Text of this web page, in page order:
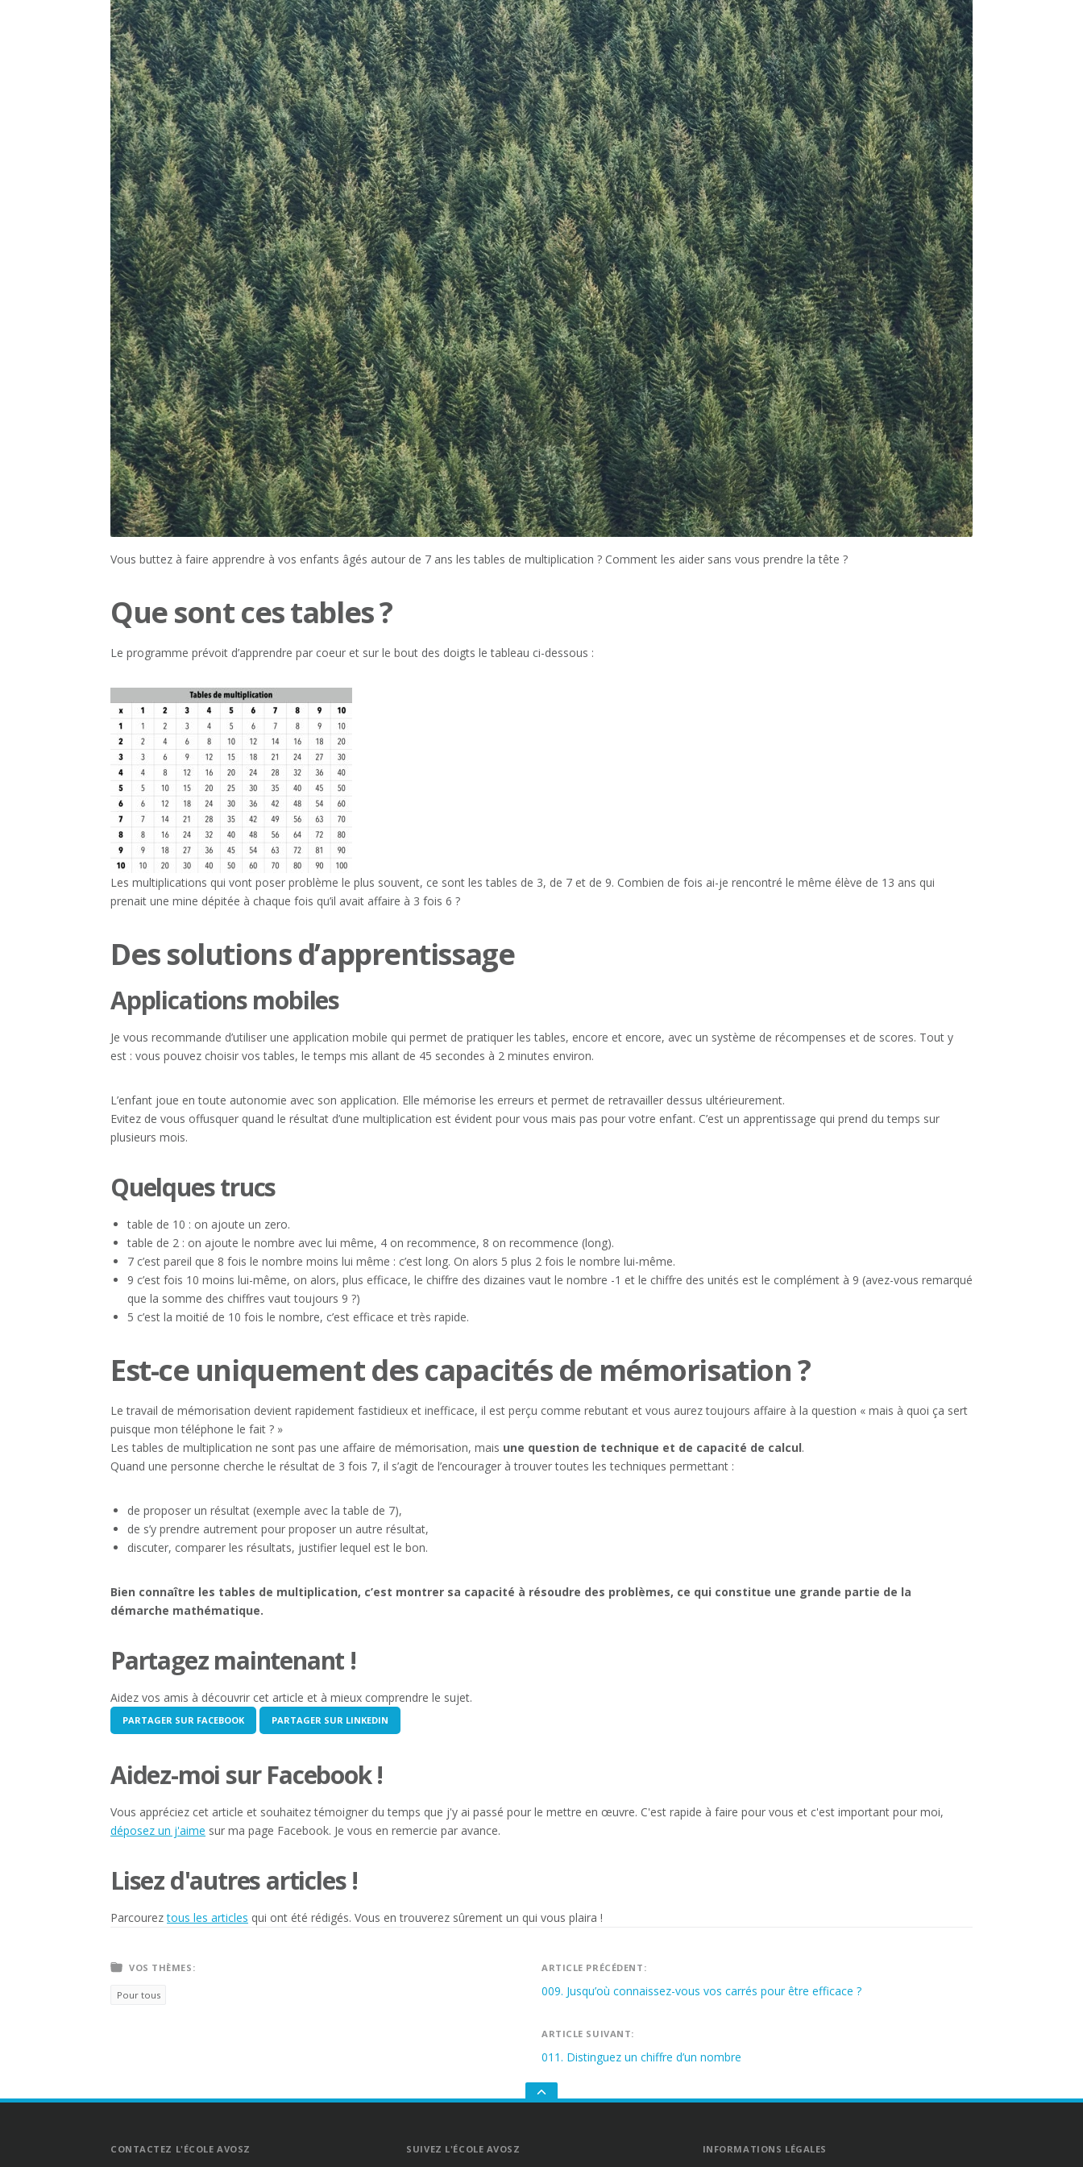
Vous buttez à faire apprendre à vos enfants âgés autour de 7 ans les tables de multiplication ? Comment les aider sans vous prendre la tête ?
Que sont ces tables ?
Le programme prévoit d’apprendre par coeur et sur le bout des doigts le tableau ci-dessous :
Les multiplications qui vont poser problème le plus souvent, ce sont les tables de 3, de 7 et de 9. Combien de fois ai-je rencontré le même élève de 13 ans qui
prenait une mine dépitée à chaque fois qu’il avait affaire à 3 fois 6 ?
Des solutions d’apprentissage
Applications mobiles
Je vous recommande d’utiliser une application mobile qui permet de pratiquer les tables, encore et encore, avec un système de récompenses et de scores. Tout y
est : vous pouvez choisir vos tables, le temps mis allant de 45 secondes à 2 minutes environ.
L’enfant joue en toute autonomie avec son application. Elle mémorise les erreurs et permet de retravailler dessus ultérieurement.
Evitez de vous offusquer quand le résultat d’une multiplication est évident pour vous mais pas pour votre enfant. C’est un apprentissage qui prend du temps sur
plusieurs mois.
Quelques trucs
table de 10 : on ajoute un zero.
table de 2 : on ajoute le nombre avec lui même, 4 on recommence, 8 on recommence (long).
7 c’est pareil que 8 fois le nombre moins lui même : c’est long. On alors 5 plus 2 fois le nombre lui-même.
9 c’est fois 10 moins lui-même, on alors, plus efficace, le chiffre des dizaines vaut le nombre -1 et le chiffre des unités est le complément à 9 (avez-vous remarqué
que la somme des chiffres vaut toujours 9 ?)
5 c’est la moitié de 10 fois le nombre, c’est efficace et très rapide.
Est-ce uniquement des capacités de mémorisation ?
Le travail de mémorisation devient rapidement fastidieux et inefficace, il est perçu comme rebutant et vous aurez toujours affaire à la question « mais à quoi ça sert
puisque mon téléphone le fait ? »
Les tables de multiplication ne sont pas une affaire de mémorisation, mais une question de technique et de capacité de calcul.
Quand une personne cherche le résultat de 3 fois 7, il s’agit de l’encourager à trouver toutes les techniques permettant :
de proposer un résultat (exemple avec la table de 7),
de s’y prendre autrement pour proposer un autre résultat,
discuter, comparer les résultats, justifier lequel est le bon.
Bien connaître les tables de multiplication, c’est montrer sa capacité à résoudre des problèmes, ce qui constitue une grande partie de la
démarche mathématique.
Partagez maintenant !
Aidez vos amis à découvrir cet article et à mieux comprendre le sujet.
PARTAGER SUR FACEBOOK PARTAGER SUR LINKEDIN
Aidez-moi sur Facebook !
Vous appréciez cet article et souhaitez témoigner du temps que j'y ai passé pour le mettre en œuvre. C'est rapide à faire pour vous et c'est important pour moi,
déposez un j'aime sur ma page Facebook. Je vous en remercie par avance.
Lisez d'autres articles !
Parcoureztous les articles qui ont été rédigés. Vous en trouverez sûrement un qui vous plaira !
VOS THÈMES:
Pour tous
Navigation
de
l’article
ARTICLE PRÉCÉDENT:
009. Jusqu’où connaissez-vous vos carrés pour être efficace ?
ARTICLE SUIVANT:
011. Distinguez un chiffre d’un nombre
GO
CONTACTEZ L'ÉCOLE AVOSZ
SUIVEZ L'ÉCOLE AVOSZ INFORMATIONS LÉGALES